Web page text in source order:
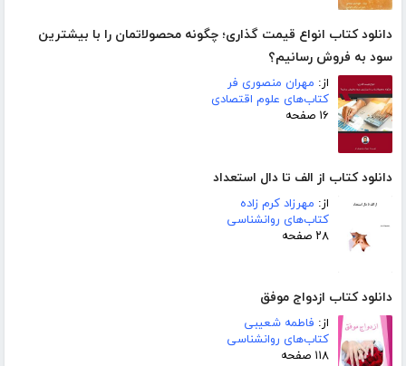
دانلود کتاب انواع قیمت گذاری؛ چگونه محصولاتمان را با بیشترین
سود به فروش رسانیم؟
از: مهران منصوری فر
کتاب‌های علوم اقتصادی
۱۶ صفحه
دانلود کتاب از الف تا دال استعداد
از: مهرزاد کرم زاده
کتاب‌های روانشناسی
۲۸ صفحه
دانلود کتاب ازدواج موفق
از: فاطمه شعیبی
کتاب‌های روانشناسی
۱۱۸ صفحه